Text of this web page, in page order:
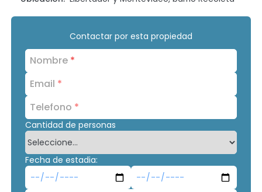
Contactar por esta propiedad
Nombre *
Email *
Telefono *
Cantidad de personas
Fecha de estadia: